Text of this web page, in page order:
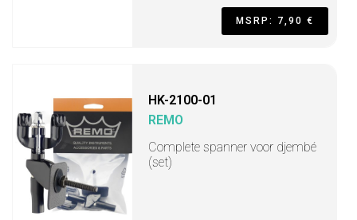
MSRP: 7,90 €
HK-2100-01
REMO
Complete spanner voor djembé
(set)